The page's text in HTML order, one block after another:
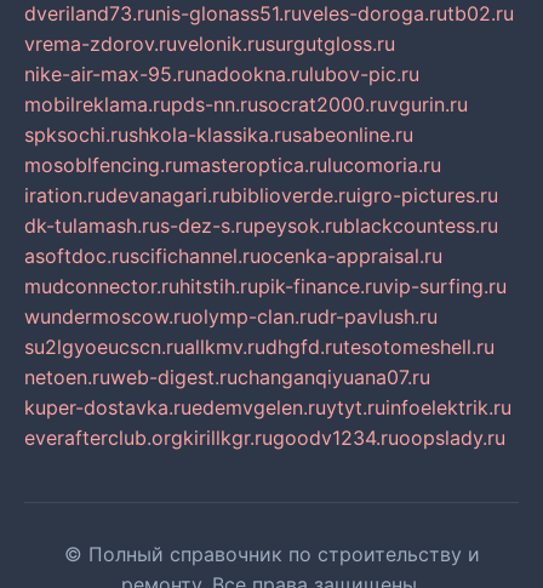
dveriland73.runis-glonass51.ruveles-doroga.rutb02.ru
vrema-zdorov.ruvelonik.rusurgutgloss.ru
nike-air-max-95.runadookna.rulubov-pic.ru
mobilreklama.rupds-nn.rusocrat2000.ruvgurin.ru
spksochi.rushkola-klassika.rusabeonline.ru
mosoblfencing.rumasteroptica.rulucomoria.ru
iration.rudevanagari.rubiblioverde.ruigro-pictures.ru
dk-tulamash.rus-dez-s.rupeysok.rublackcountess.ru
asoftdoc.ruscifichannel.ruocenka-appraisal.ru
mudconnector.ruhitstih.rupik-finance.ruvip-surfing.ru
wundermoscow.ruolymp-clan.rudr-pavlush.ru
su2lgyoeucscn.ruallkmv.rudhgfd.rutesotomeshell.ru
netoen.ruweb-digest.ruchanganqiyuana07.ru
kuper-dostavka.ruedemvgelen.ruytyt.ruinfoelektrik.ru
everafterclub.orgkirillkgr.rugoodv1234.ruoopslady.ru
© Полный справочник по строительству и